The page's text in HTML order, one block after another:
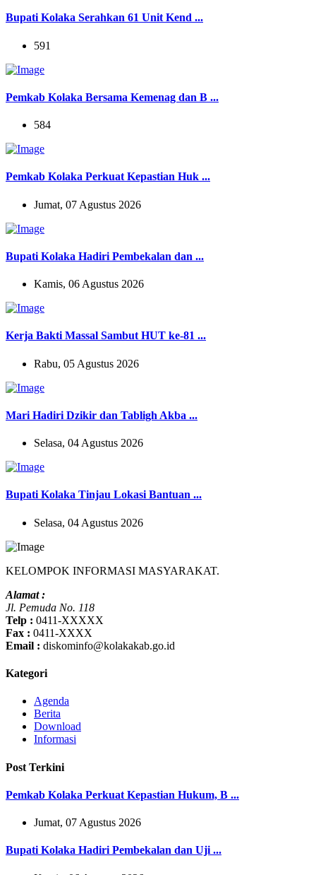
Bupati Kolaka Serahkan 61 Unit Kend ...
591
Pemkab Kolaka Bersama Kemenag dan B ...
584
Pemkab Kolaka Perkuat Kepastian Huk ...
Jumat, 07 Agustus 2026
Bupati Kolaka Hadiri Pembekalan dan ...
Kamis, 06 Agustus 2026
Kerja Bakti Massal Sambut HUT ke-81 ...
Rabu, 05 Agustus 2026
Mari Hadiri Dzikir dan Tabligh Akba ...
Selasa, 04 Agustus 2026
Bupati Kolaka Tinjau Lokasi Bantuan ...
Selasa, 04 Agustus 2026
KELOMPOK INFORMASI MASYARAKAT.
Alamat :
Jl. Pemuda No. 118
Telp : 0411-XXXXX
Fax : 0411-XXXX
Email : diskominfo@kolakakab.go.id
Kategori
Agenda
Berita
Download
Informasi
Post Terkini
Pemkab Kolaka Perkuat Kepastian Hukum, B ...
Jumat, 07 Agustus 2026
Bupati Kolaka Hadiri Pembekalan dan Uji ...